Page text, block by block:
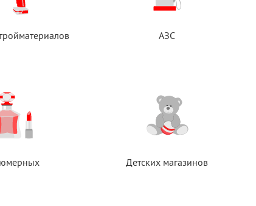
АЗС
Детских магазинов